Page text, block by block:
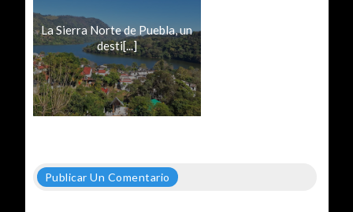
La Sierra Norte de Puebla, un
desti[...]
Publicar Un Comentario